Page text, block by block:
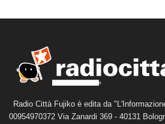
Radio Città Fujiko è edita da
00954970372 Via Zanardi 369 - 40131